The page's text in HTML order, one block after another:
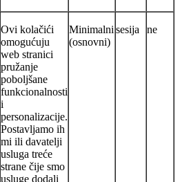
Ovi kolačići
omogućuju
web stranici
pružanje
poboljšane
funkcionalnosti
i
personalizacije.
Postavljamo ih
mi ili davatelji
usluga treće
strane čije smo
usluge dodali
Minimalni
(osnovni)
sesija ne